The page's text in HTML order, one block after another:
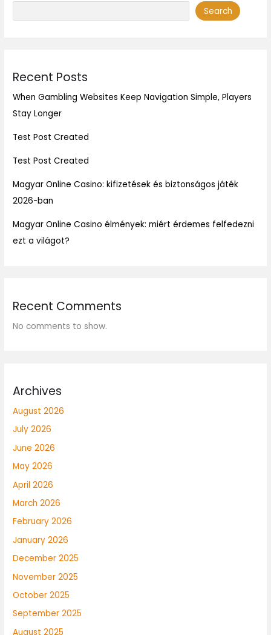
Search
Recent Posts
When Gambling Websites Keep Navigation Simple, Players
Stay Longer
Test Post Created
Test Post Created
Magyar Online Casino: kifizetések és biztonságos játék
2026-ban
Magyar Online Casino élmények: miért érdemes felfedezni
ezt a világot?
Recent Comments
No comments to show.
Archives
August 2026
July 2026
June 2026
May 2026
April 2026
March 2026
February 2026
January 2026
December 2025
November 2025
October 2025
September 2025
August 2025